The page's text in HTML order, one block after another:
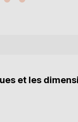
et les